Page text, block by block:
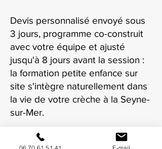
Devis personnalisé envoyé sous
3 jours, programme co-construit
avec votre équipe et ajusté
jusqu'à 8 jours avant la session :
la formation petite enfance sur
site s'intègre naturellement dans
la vie de votre crèche à la Seyne-
sur-Mer.
06 70 61 51 41 E-mail